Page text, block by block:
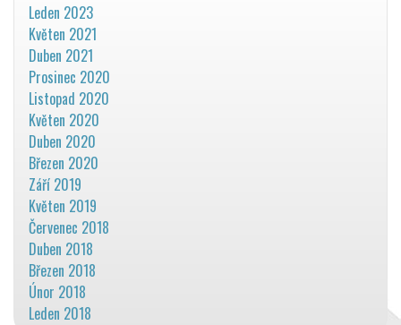
Leden 2023
Květen 2021
Duben 2021
Prosinec 2020
Listopad 2020
Květen 2020
Duben 2020
Březen 2020
Září 2019
Květen 2019
Červenec 2018
Duben 2018
Březen 2018
Únor 2018
Leden 2018